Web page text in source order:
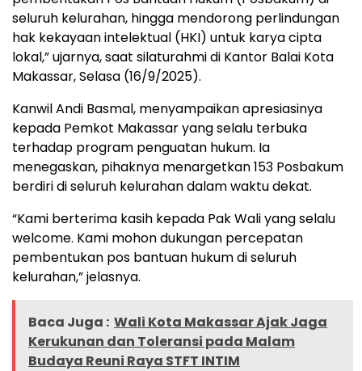
seluruh kelurahan, hingga mendorong perlindungan
hak kekayaan intelektual (HKI) untuk karya cipta
lokal,” ujarnya, saat silaturahmi di Kantor Balai Kota
Makassar, Selasa (16/9/2025).
Kanwil Andi Basmal, menyampaikan apresiasinya
kepada Pemkot Makassar yang selalu terbuka
terhadap program penguatan hukum. Ia
menegaskan, pihaknya menargetkan 153 Posbakum
berdiri di seluruh kelurahan dalam waktu dekat.
“Kami berterima kasih kepada Pak Wali yang selalu
welcome. Kami mohon dukungan percepatan
pembentukan pos bantuan hukum di seluruh
kelurahan,” jelasnya.
Baca Juga : Wali Kota Makassar Ajak Jaga
Kerukunan dan Toleransi pada Malam
Budaya Reuni Raya STFT INTIM